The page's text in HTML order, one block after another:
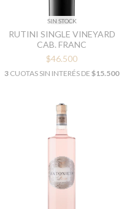
SIN STOCK
RUTINI SINGLE VINEYARD
CAB. FRANC
$46.500
3 CUOTAS SIN INTERÉS DE $15.500